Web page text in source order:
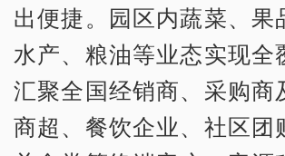
出便捷。园区内蔬菜、果
水产、粮油等业态实现全
汇聚全国经销商、采购商
商超、餐饮企业、社区团